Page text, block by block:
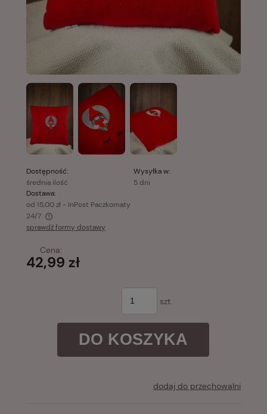
Dostępność:
średnia ilość
Wysyłka w:
5 dni
Dostawa:
od 15,00 zł - InPost Paczkomaty
24/7
Cena nie zawiera ewentualnych kosztów płatności
sprawdź formy dostawy
Cena:
42,99 zł
szt.
DO KOSZYKA
dodaj do przechowalni